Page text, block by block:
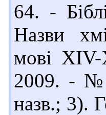
64. -
Назви
мові ХIV-
2009. - №
назв.; 3).